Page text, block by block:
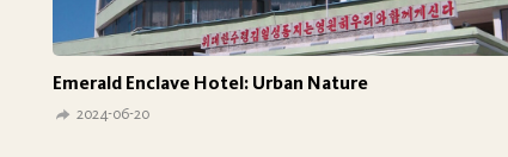
Emerald Enclave Hotel: Urban Nature
2024-06-20